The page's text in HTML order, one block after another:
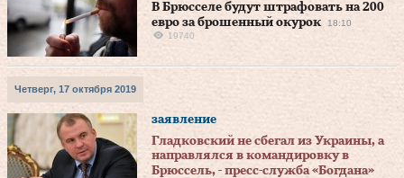
В Брюсселе будут штрафовать на 200
евро за брошенный окурок
18:10
19740
Четверг, 17 октября 2019
заявление
Гладковский не сбегал из Украины, а
направлялся в командировку в
Брюссель, - пресс-служба «Богдана»